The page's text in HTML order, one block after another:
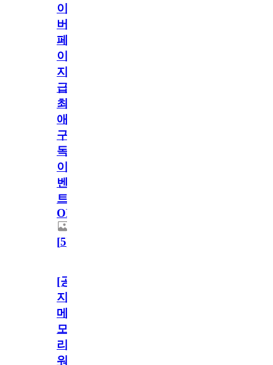
이
버
페
이
지
급!
최
애
구
독
이
벤
트
OPEN!
[5]
[공
지]
메
모
리
워